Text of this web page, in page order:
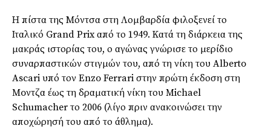
Η πίστα της Μόντσα στη Λομβαρδία φιλοξενεί το
Ιταλικό Grand Prix από το 1949. Κατά τη διάρκεια της
μακράς ιστορίας του, ο αγώνας γνώρισε το μερίδιο
συναρπαστικών στιγμών του, από τη νίκη του Alberto
Ascari υπό τον Enzo Ferrari στην πρώτη έκδοση στη
Moντζα έως τη δραματική νίκη του Michael
Schumacher το 2006 (λίγο πριν ανακοινώσει την
αποχώρησή του από το άθλημα).